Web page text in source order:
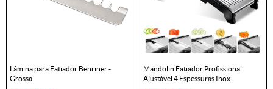
Lâmina para Fatiador Benriner -
Grossa
Mandolin Fatiador Profissional
Ajustável 4 Espessuras Inox